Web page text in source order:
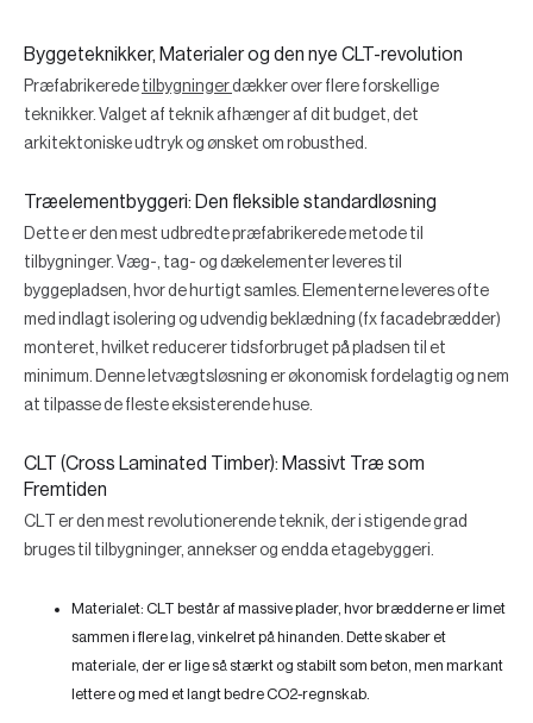
Byggeteknikker, Materialer og den nye CLT-revolution
Præfabrikerede tilbygninger dækker over flere forskellige
teknikker. Valget af teknik afhænger af dit budget, det
arkitektoniske udtryk og ønsket om robusthed.
Træelementbyggeri: Den fleksible standardløsning
Dette er den mest udbredte præfabrikerede metode til
tilbygninger. Væg-, tag- og dækelementer leveres til
byggepladsen, hvor de hurtigt samles. Elementerne leveres ofte
med indlagt isolering og udvendig beklædning (fx facadebrædder)
monteret, hvilket reducerer tidsforbruget på pladsen til et
minimum. Denne letvægtsløsning er økonomisk fordelagtig og nem
at tilpasse de fleste eksisterende huse.
CLT (Cross Laminated Timber): Massivt Træ som
Fremtiden
CLT er den mest revolutionerende teknik, der i stigende grad
bruges til tilbygninger, annekser og endda etagebyggeri.
Materialet: CLT består af massive plader, hvor brædderne er limet
sammen i flere lag, vinkelret på hinanden. Dette skaber et
materiale, der er lige så stærkt og stabilt som beton, men markant
lettere og med et langt bedre CO2-regnskab.